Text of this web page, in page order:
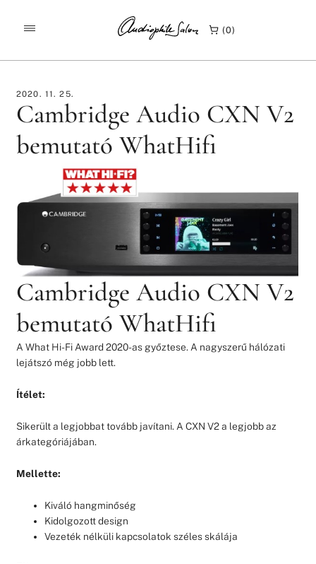
0
KEZDŐLAP TESZTEK
CAMBRIDGE AUDIO CXN V2 BEMUTATÓ WHATHIFI
2020. 11. 25.
Cambridge Audio CXN V2
bemutató WhatHifi
Cambridge Audio CXN V2
bemutató WhatHifi
A What Hi-Fi Award 2020-as győztese. A nagyszerű hálózati
lejátszó még jobb lett.
Ítélet:
Sikerült a legjobbat tovább javítani. A CXN V2 a legjobb az
árkategóriájában.
Mellette:
Kiváló hangminőség
Kidolgozott design
Vezeték nélküli kapcsolatok széles skálája